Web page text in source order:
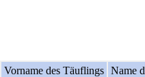
Vorname des Täuflings Name